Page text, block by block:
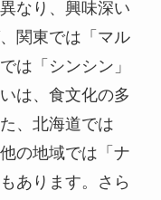
なり、興味深い
関東では「マル
は「シンシン」
は、食文化の多
、北海道では
の地域では「ナ
あります。さら